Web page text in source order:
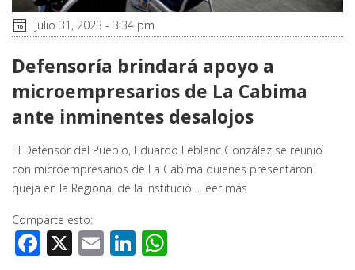
julio 31, 2023 - 3:34 pm
Defensoría brindará apoyo a
microempresarios de La Cabima
ante inminentes desalojos
El Defensor del Pueblo, Eduardo Leblanc González se reunió
con microempresarios de La Cabima quienes presentaron
queja en la Regional de la Institució… leer más
Comparte esto:
Facebook
X EmailLinkedIn